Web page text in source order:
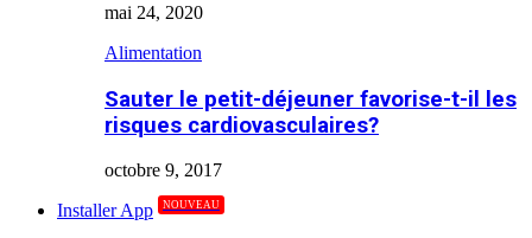
mai 24, 2020
Alimentation
Sauter le petit-déjeuner favorise-t-il les
risques cardiovasculaires?
octobre 9, 2017
Installer App
NOUVEAU